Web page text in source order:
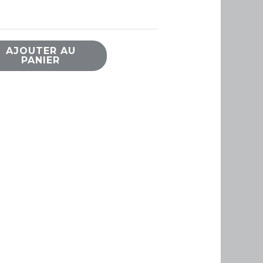
AJOUTER AU
PANIER